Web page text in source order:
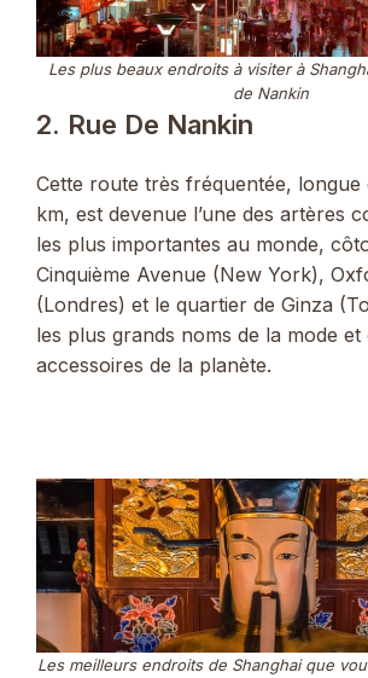
Les plus beaux endroits à visiter à
de Nankin
2. Rue De Nankin
Cette route très fréquentée, longue
km, est devenue l’une des artères
les plus importantes au monde,
Cinquième Avenue (New York),
(Londres) et le quartier de Ginza
les plus grands noms de la mode et
accessoires de la planète.
Les meilleurs endroits de Shanghai que